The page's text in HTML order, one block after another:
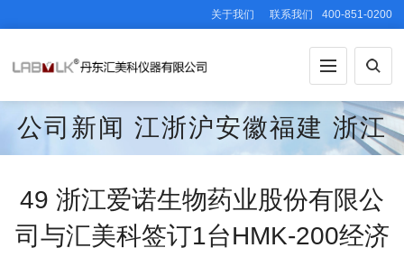
关于我们 联系我们 400-851-0200
公司新闻 江浙沪安徽福建 浙江
49 浙江爱诺生物药业股份有限公
司与汇美科签订1台HMK-200经济